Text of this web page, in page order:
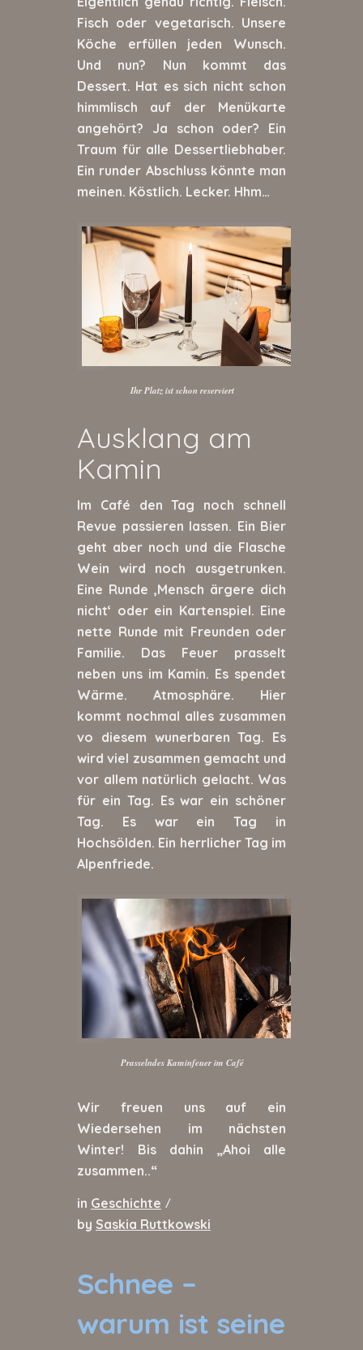
Fisch oder vegetarisch. Unsere
Köche erfüllen jeden Wunsch.
Und nun? Nun kommt das
Dessert. Hat es sich nicht schon
himmlisch auf der Menükarte
angehört? Ja schon oder? Ein
Traum für alle Dessertliebhaber.
Ein runder Abschluss könnte man
meinen. Köstlich. Lecker. Hhm…
Ihr Platz ist schon reserviert
Ausklang am
Kamin
Im Café den Tag noch schnell
Revue passieren lassen. Ein Bier
geht aber noch und die Flasche
Wein wird noch ausgetrunken.
Eine Runde ‚Mensch ärgere dich
nicht‘ oder ein Kartenspiel. Eine
nette Runde mit Freunden oder
Familie. Das Feuer prasselt
neben uns im Kamin. Es spendet
Wärme. Atmosphäre. Hier
kommt nochmal alles zusammen
vo diesem wunerbaren Tag. Es
wird viel zusammen gemacht und
vor allem natürlich gelacht. Was
für ein Tag. Es war ein schöner
Tag. Es war ein Tag in
Hochsölden. Ein herrlicher Tag im
Alpenfriede.
Prasselndes Kaminfeuer im Café
Wir freuen uns auf ein
Wiedersehen im nächsten
Winter! Bis dahin „Ahoi alle
zusammen..“
in Geschichte /
by Saskia Ruttkowski
Schnee –
warum ist seine